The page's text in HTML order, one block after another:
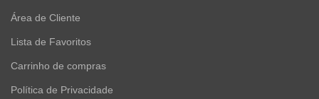
Área de Cliente
Lista de Favoritos
Carrinho de compras
Política de Privacidade